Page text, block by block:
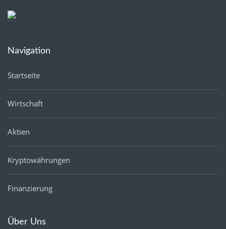
Navigation
Startseite
Wirtschaft
Aktien
Kryptowährungen
Finanzierung
Über Uns